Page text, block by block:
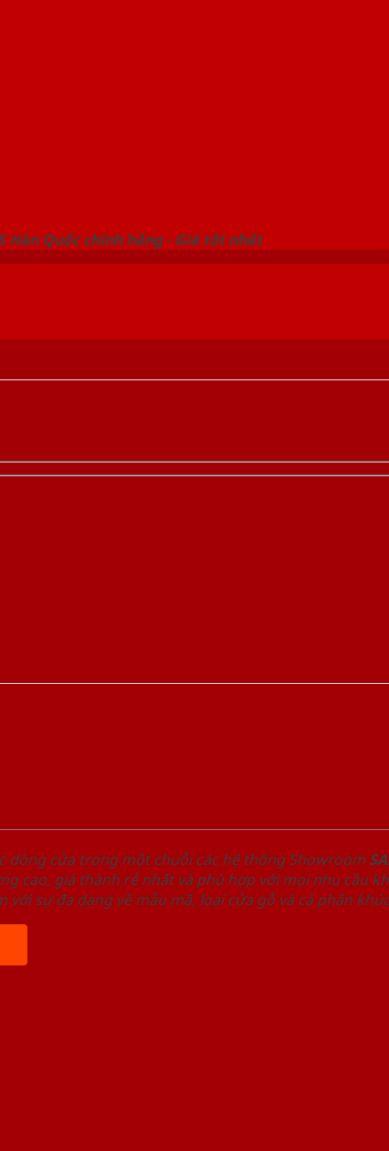
Hàn Quốc chính hãng - Giá tốt nhất
dòng cửa trong một chuỗi các hệ thống Showroom
cao, giá thành rẻ nhất và phù hợp với mọi nhu cầu
với sự đa dạng về mẫu mã, loại cửa gỗ và cả phân